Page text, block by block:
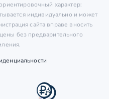
характер:
индивидуально и может
сайта вправе вносить
без предварительного